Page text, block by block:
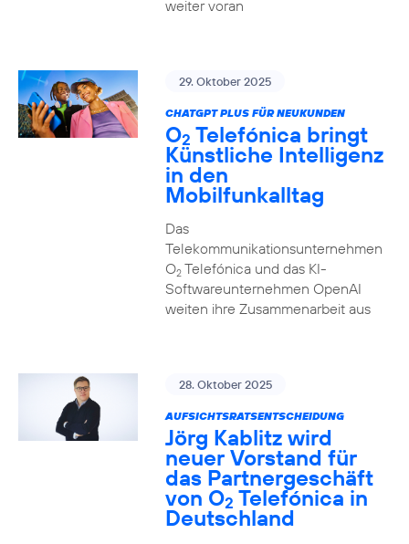
weiter voran
29. Oktober 2025
CHATGPT PLUS FÜR NEUKUNDEN
O2 Telefónica bringt
Künstliche Intelligenz
in den
Mobilfunkalltag
Das
Telekommunikationsunternehmen
O2Telefónica und das KI-
Softwareunternehmen OpenAI
weiten ihre Zusammenarbeit aus
28. Oktober 2025
AUFSICHTSRATSENTSCHEIDUNG
Jörg Kablitz wird
neuer Vorstand für
das Partnergeschäft
von O2 Telefónica in
Deutschland